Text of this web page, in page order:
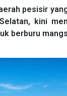
pesisir
kini
berburu